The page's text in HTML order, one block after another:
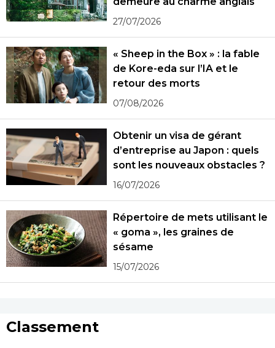
27/07/2026
« Sheep in the Box » : la fable
de Kore-eda sur l’IA et le
retour des morts
07/08/2026
Obtenir un visa de gérant
d’entreprise au Japon : quels
sont les nouveaux obstacles ?
16/07/2026
Répertoire de mets utilisant le
« goma », les graines de
sésame
15/07/2026
Classement